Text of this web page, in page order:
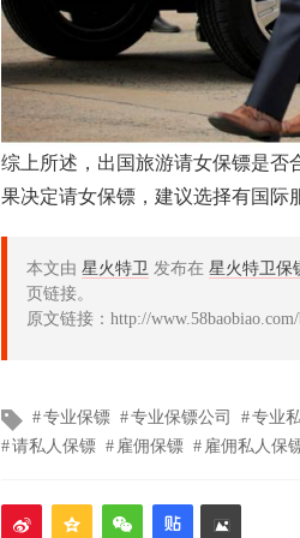
综上所述，出国旅游请女保镖是否
果决定请女保镖，建议选择有国际
本文由 星火特卫 发布在 星火特卫保
页链接。
原文链接：http://
文
章
标
专业保镖 专业保镖公司 专业
请私人保镖
雇佣保镖 雇佣私人保